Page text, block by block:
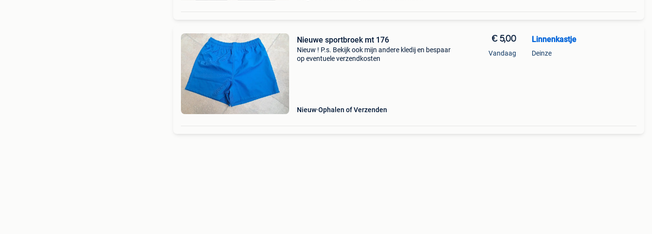
Nieuwe sportbroek mt 176
Nieuw ! P.s. Bekijk ook mijn andere kledij en bespaar
op eventuele verzendkosten
Nieuw Ophalen of Verzenden
€ 5,00
Vandaag
Linnenkastje
Deinze